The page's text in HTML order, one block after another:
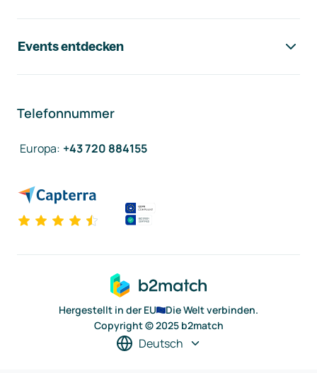
Events entdecken
Telefonnummer
Europa: +43 720 884155
Hergestellt in der EU
Die Welt verbinden.
Copyright © 2025 b2match
Deutsch